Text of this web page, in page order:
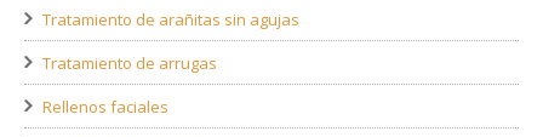
Tratamiento de arañitas sin agujas
Tratamiento de arrugas
Rellenos faciales